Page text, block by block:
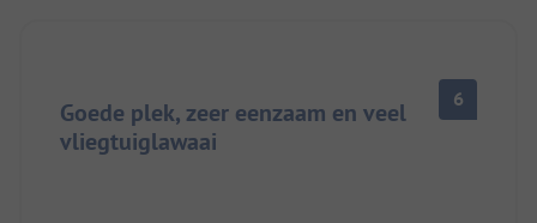
Goede plek, zeer eenzaam en veel
vliegtuiglawaai
6